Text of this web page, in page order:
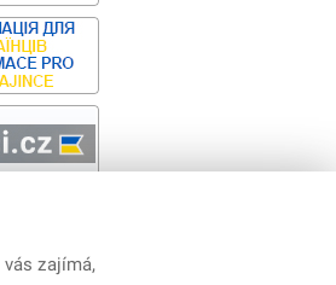
Cookies | RSS
zajímá,